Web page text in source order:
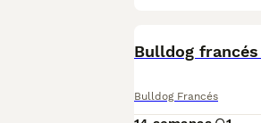
Bulldog
Bulldog Francés